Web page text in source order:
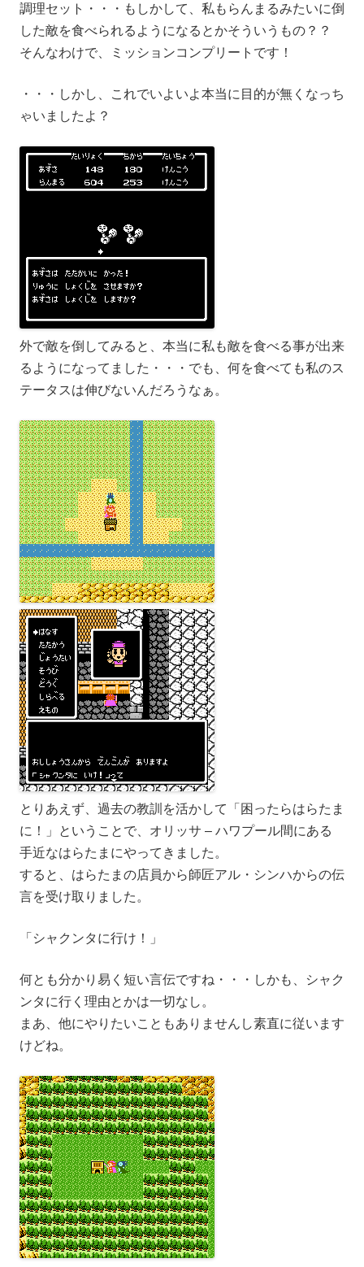
調理セット・・・もしかして、私もらんまるみたいに倒
した敵を食べられるようになるとかそういうもの？？
そんなわけで、ミッションコンプリートです！
・・・しかし、これでいよいよ本当に目的が無くなっち
ゃいましたよ？
外で敵を倒してみると、本当に私も敵を食べる事が出来
るようになってました・・・でも、何を食べても私のス
テータスは伸びないんだろうなぁ。
とりあえず、過去の教訓を活かして「困ったらはらたま
に！」ということで、オリッサ – ハワプール間にある
手近なはらたまにやってきました。
すると、はらたまの店員から師匠アル・シンハからの伝
言を受け取りました。
「シャクンタに行け！」
何とも分かり易く短い言伝ですね・・・しかも、シャク
ンタに行く理由とかは一切なし。
まあ、他にやりたいこともありませんし素直に従います
けどね。